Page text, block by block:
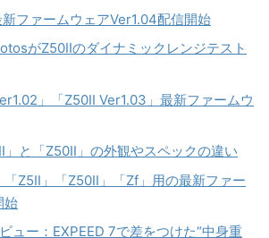
ファームウェアVer1.04配信開始
がZ50IIのダイナミックレンジテスト
」「Z50II Ver1.03」最新ファームウ
」と「Z50II」の外観やスペックの違い
「Z5II」「Z50II」「Zf」用の最新ファー
始
ュー：EXPEED 7で差をつけた“中身重